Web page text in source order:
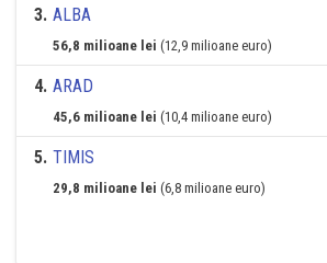
3. ALBA
56,8 milioane lei (12,9 milioane euro)
4. ARAD
45,6 milioane lei (10,4 milioane euro)
5. TIMIS
29,8 milioane lei (6,8 milioane euro)